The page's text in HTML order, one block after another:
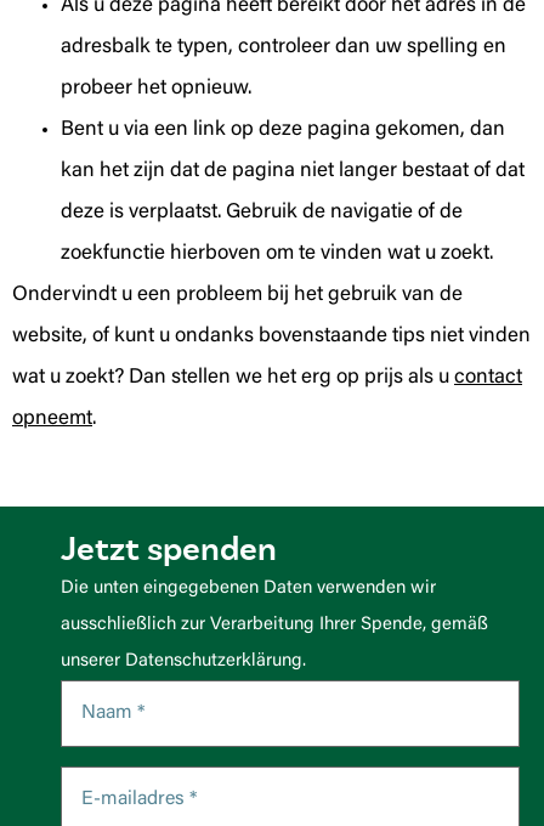
Als u deze pagina heeft bereikt door het adres in de
adresbalk te typen, controleer dan uw spelling en
probeer het opnieuw.
Bent u via een link op deze pagina gekomen, dan
kan het zijn dat de pagina niet langer bestaat of dat
deze is verplaatst. Gebruik de navigatie of de
zoekfunctie hierboven om te vinden wat u zoekt.
Ondervindt u een probleem bij het gebruik van de
website, of kunt u ondanks bovenstaande tips niet vinden
wat u zoekt? Dan stellen we het erg op prijs als u contact
opneemt.
Jetzt spenden
Die unten eingegebenen Daten verwenden wir
ausschließlich zur Verarbeitung Ihrer Spende, gemäß
unserer Datenschutzerklärung.